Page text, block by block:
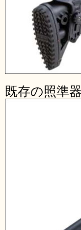
既存の照準